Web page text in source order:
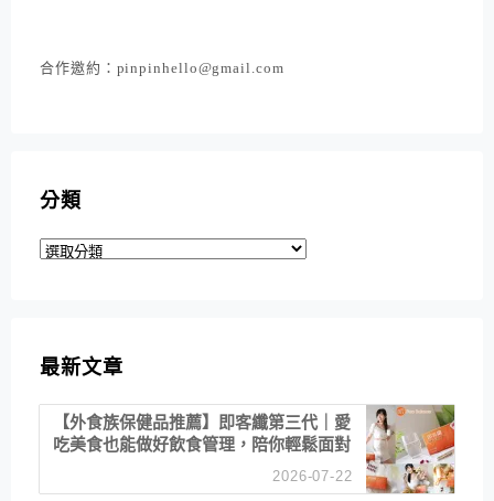
合作邀約：pinpinhello@gmail.com
分類
分
最新文章
【外食族保健品推薦】即客纖第三代｜愛
吃美食也能做好飲食管理，陪你輕鬆面對
2026-07-22